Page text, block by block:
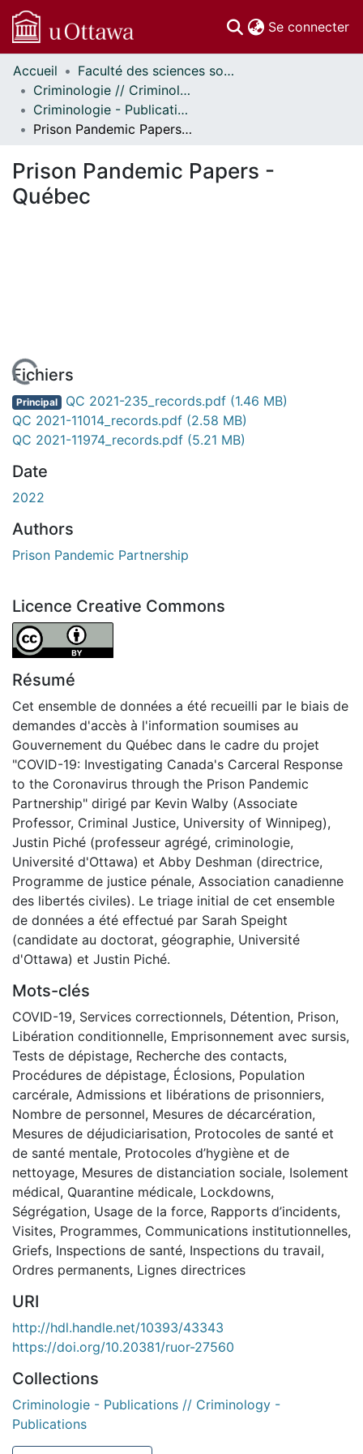
Se connecter
Communautés
et collections
Parcourir
Statistiques
À propos
Accueil
Faculté des sciences sociales // Faculty of Social Sciences
Criminologie // Criminology
Criminologie - Publications // Criminology - Publications
Prison Pandemic Papers - Québec
Prison Pandemic Papers -
Québec
En cours de chargement...
Fichiers
Principal QC 2021-235_records.pdf (1.46 MB)
QC 2021-11014_records.pdf (2.58 MB)
QC 2021-11974_records.pdf (5.21 MB)
Date
2022
Authors
Prison Pandemic Partnership
Licence Creative Commons
Attribution 4.0 International
Résumé
Cet ensemble de données a été recueilli par le biais de
demandes d'accès à l'information soumises au
Gouvernement du Québec dans le cadre du projet
"COVID-19: Investigating Canada's Carceral Response
to the Coronavirus through the Prison Pandemic
Partnership" dirigé par Kevin Walby (Associate
Professor, Criminal Justice, University of Winnipeg),
Justin Piché (professeur agrégé, criminologie,
Université d'Ottawa) et Abby Deshman (directrice,
Programme de justice pénale, Association canadienne
des libertés civiles). Le triage initial de cet ensemble
de données a été effectué par Sarah Speight
(candidate au doctorat, géographie, Université
d'Ottawa) et Justin Piché.
Mots-clés
COVID-19, Services correctionnels, Détention, Prison,
Libération conditionnelle, Emprisonnement avec sursis,
Tests de dépistage, Recherche des contacts,
Procédures de dépistage, Éclosions, Population
carcérale, Admissions et libérations de prisonniers,
Nombre de personnel, Mesures de décarcération,
Mesures de déjudiciarisation, Protocoles de santé et
de santé mentale, Protocoles d’hygiène et de
nettoyage, Mesures de distanciation sociale, Isolement
médical, Quarantine médicale, Lockdowns,
Ségrégation, Usage de la force, Rapports d’incidents,
Visites, Programmes, Communications institutionnelles,
Griefs, Inspections de santé, Inspections du travail,
Ordres permanents, Lignes directrices
URI
http://hdl.handle.net/10393/43343
https://doi.org/10.20381/ruor-27560
Collections
Criminologie - Publications // Criminology -
Publications